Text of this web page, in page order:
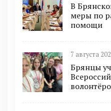
В
меры по
помощи
7 августа
Брянцы